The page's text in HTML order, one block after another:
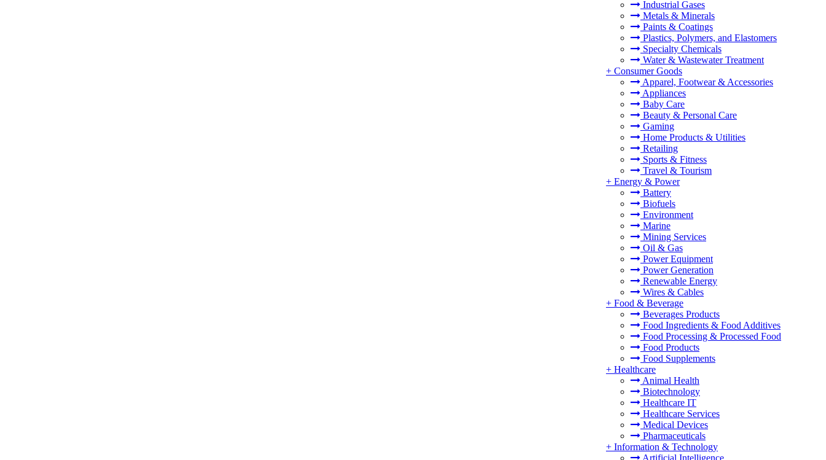
Industrial Gases
Metals & Minerals
Paints & Coatings
Plastics, Polymers, and Elastomers
Specialty Chemicals
Water & Wastewater Treatment
+ Consumer Goods
Apparel, Footwear & Accessories
Appliances
Baby Care
Beauty & Personal Care
Gaming
Home Products & Utilities
Retailing
Sports & Fitness
Travel & Tourism
+ Energy & Power
Battery
Biofuels
Environment
Marine
Mining Services
Oil & Gas
Power Equipment
Power Generation
Renewable Energy
Wires & Cables
+ Food & Beverage
Beverages Products
Food Ingredients & Food Additives
Food Processing & Processed Food
Food Products
Food Supplements
+ Healthcare
Animal Health
Biotechnology
Healthcare IT
Healthcare Services
Medical Devices
Pharmaceuticals
+ Information & Technology
Artificial Intelligence